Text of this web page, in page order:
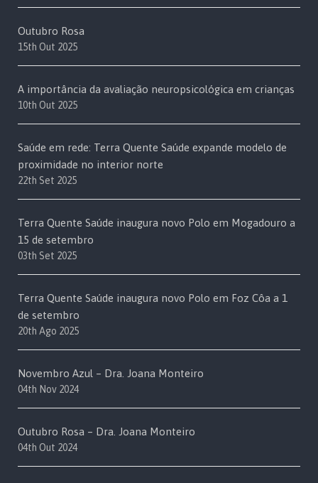
Outubro Rosa
15th Out 2025
A importância da avaliação neuropsicológica em crianças
10th Out 2025
Saúde em rede: Terra Quente Saúde expande modelo de
proximidade no interior norte
22th Set 2025
Terra Quente Saúde inaugura novo Polo em Mogadouro a
15 de setembro
03th Set 2025
Terra Quente Saúde inaugura novo Polo em Foz Côa a 1
de setembro
20th Ago 2025
Novembro Azul – Dra. Joana Monteiro
04th Nov 2024
Outubro Rosa – Dra. Joana Monteiro
04th Out 2024